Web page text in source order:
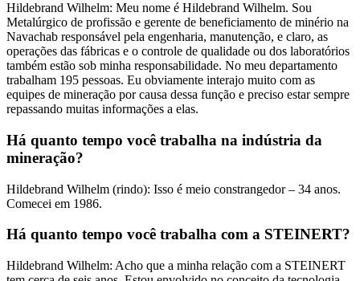
Hildebrand Wilhelm: Meu nome é Hildebrand Wilhelm. Sou
Metalúrgico de profissão e gerente de beneficiamento de minério na
Navachab responsável pela engenharia, manutenção, e claro, as
operações das fábricas e o controle de qualidade ou dos laboratórios
também estão sob minha responsabilidade. No meu departamento
trabalham 195 pessoas. Eu obviamente interajo muito com as
equipes de mineração por causa dessa função e preciso estar sempre
repassando muitas informações a elas.
Há quanto tempo você trabalha na indústria da
mineração?
Hildebrand Wilhelm (rindo): Isso é meio constrangedor – 34 anos.
Comecei em 1986.
Há quanto tempo você trabalha com a STEINERT?
Hildebrand Wilhelm: Acho que a minha relação com a STEINERT